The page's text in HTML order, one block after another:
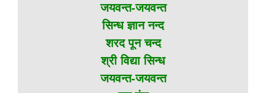
जयवन्त-जयवन्त
सिन्ध ज्ञान नन्द
शरद पून चन्द
श्री विद्या सिन्ध
जयवन्त-जयवन्त